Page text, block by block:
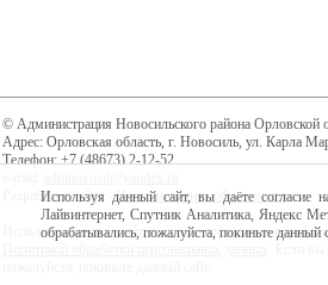
© Администрация Новосильского района Орловской
Адрес: Орловская область, г. Новосиль, ул. Карла
Телефон: +7 (48673) 2-12-52
Разработка сайта -Центр интернет-образования
Используя данный сайт, вы даёте согласие на
Используя данный сайт, вы даёте согласие
Лайвинтернет, Спутник Аналитика, Яндекс
обрабатывались, пожалуйста, покиньте данный